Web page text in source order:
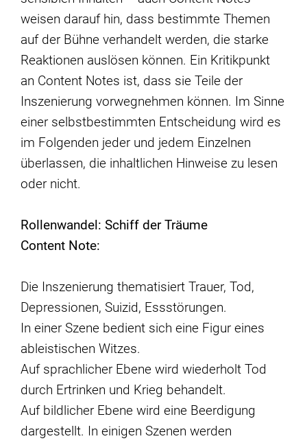
weisen darauf hin, dass bestimmte Themen
auf der Bühne verhandelt werden, die starke
Reaktionen auslösen können. Ein Kritikpunkt
an Content Notes ist, dass sie Teile der
Inszenierung vorwegnehmen können. Im Sinne
einer selbstbestimmten Entscheidung wird es
im Folgenden jeder und jedem Einzelnen
überlassen, die inhaltlichen Hinweise zu lesen
oder nicht.
Rollenwandel: Schiff der Träume
Content Note:
Die Inszenierung thematisiert Trauer, Tod,
Depressionen, Suizid, Essstörungen.
In einer Szene bedient sich eine Figur eines
ableistischen Witzes.
Auf sprachlicher Ebene wird wiederholt Tod
durch Ertrinken und Krieg behandelt.
Auf bildlicher Ebene wird eine Beerdigung
dargestellt. In einigen Szenen werden